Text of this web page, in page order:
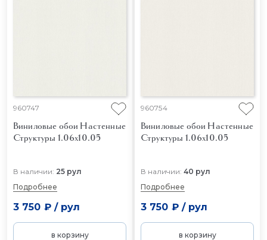
960747
Виниловые обои Настенные
Структуры 1.06x10.05
В наличии: 25 рул
Подробнее
3 750 ₽/ рул
в корзину
960754
Виниловые обои Настенные
Структуры 1.06x10.05
В наличии: 40 рул
Подробнее
3 750 ₽/ рул
в корзину